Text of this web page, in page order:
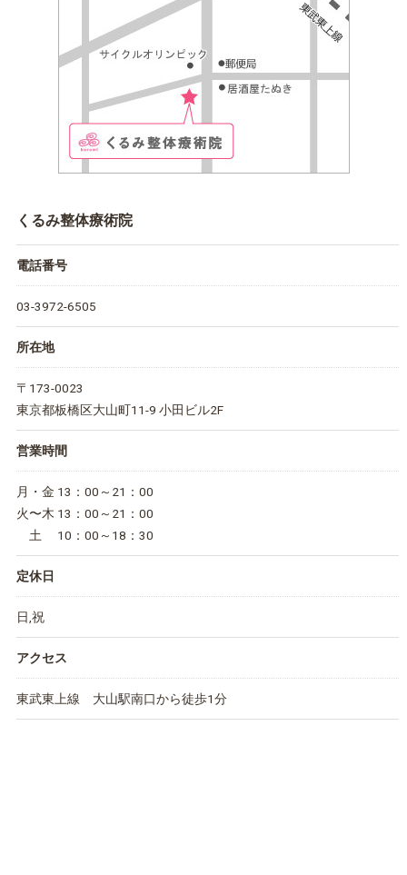
くるみ整体療術院
電話番号
03-3972-6505
所在地
〒173-0023
東京都板橋区大山町11-9 小田ビル2F
営業時間
月・金 13：00～21：00
火〜木 13：00～21：00
土 10：00～18：30
定休日
日,祝
アクセス
東武東上線 大山駅南口から徒歩1分